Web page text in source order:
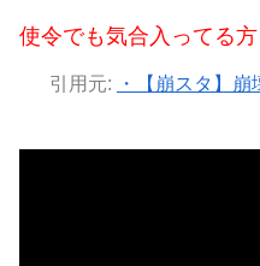
使令でも気合入ってる
引用元:
・【崩スタ】